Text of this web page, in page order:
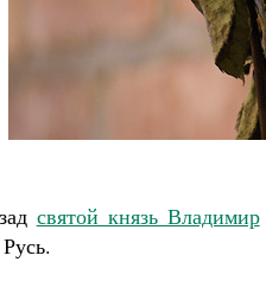
святой князь Владимир